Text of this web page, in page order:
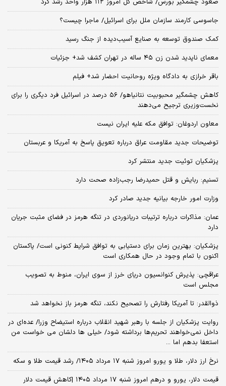
جاسوسی کارمند سازمان ملل برای اسرائیل/ ماجرا چیست؟
کمک صندوق توسعه به صنایع آسیب‌دیده از جنگ رسید
معمای ناپدید شدن زن ۴۵ ساله در تهران کشف شد+ جزئیات
باقر خرازی به دادگاه ویژه روحانیت احضار شد+ فیلم
کاهش چشمگیر محبوبیت نتانیاهو/ ۵۶ درصد در اسرائیل فرد دیگری را برای
نخست‌وزیری ترجیح می‌دهند
معاون اردوغان: توافق مکه علیه ایران نیست
توضیحات جدید مقاومت عراق درباره تعویق پاسخ به آمریکا و عربستان
پزشکیان توئیت جدید منتشر کرد
تسنیم: ربایش و قتل حمیدرضا رجب‌زاده صحت دارد
وزارت امور خارجه بیانیه جدید صادر کرد
عمان: مذاکرات درباره ترتیبات دریانوردی در تنگه هرمز در فضای مثبت جریان
دارد
پزشکیان‌: بهترین زمان برای دستیابی به توافق شرایط کنونی است/ پاکستان
اکنون با تمام وجود در حال همکاری است
عراقچی: پذیرش کنوانسیون دریای خرز از سوی ایران، منوط به تصویب
مجلس است
ذوالقدر: تا آمریکا رفتارش را تصحیح نکند، تنگه هرمز باز نخواهد شد
روایت پزشکیان از جلسه با رهبر شهید انقلاب درباره استیضاح وزرا/ عده‌ای در
داخل نمی‌خواهند تحریم‌ها برداشته شود/ خیلی ها دلشان می خواست من
استعفا بدهم اما ...
نرخ ارز دلار، طلا و یورو امروز شنبه ۱۷ مرداد ۱۴۰۵/ رشد قیمت طلا و سکه
قیمت دلار، یورو و درهم امروز شنبه ۱۷ مرداد ۱۴۰۵ |کاهش قیمت دلار